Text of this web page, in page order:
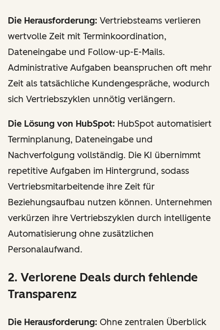
Die Herausforderung: Vertriebsteams verlieren
wertvolle Zeit mit Terminkoordination,
Dateneingabe und Follow-up-E-Mails.
Administrative Aufgaben beanspruchen oft mehr
Zeit als tatsächliche Kundengespräche, wodurch
sich Vertriebszyklen unnötig verlängern.
Die Lösung von HubSpot: HubSpot automatisiert
Terminplanung, Dateneingabe und
Nachverfolgung vollständig. Die KI übernimmt
repetitive Aufgaben im Hintergrund, sodass
Vertriebsmitarbeitende ihre Zeit für
Beziehungsaufbau nutzen können. Unternehmen
verkürzen ihre Vertriebszyklen durch intelligente
Automatisierung ohne zusätzlichen
Personalaufwand.
2. Verlorene Deals durch fehlende
Transparenz
Die Herausforderung: Ohne zentralen Überblick